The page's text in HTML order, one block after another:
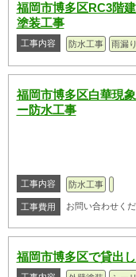
福岡市博多区RC3階
塗装工事
工事内容 防水工事 雨漏り
福岡市博多区白華現
ー防水工事
工事内容 防水工事
工事費用 お問い合わせく
福岡市博多区で貸出